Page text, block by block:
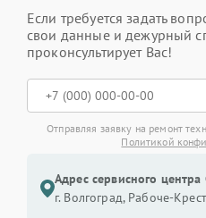
Если требуется задать
свои данные и дежурный
проконсультирует Вас!
Отправляя заявку на ремонт
Политикой
Адрес сервисного центра
г. Волгоград, Рабоче-